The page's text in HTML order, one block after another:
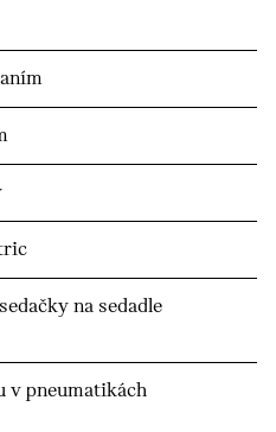
na sedadle
v pneumatikách